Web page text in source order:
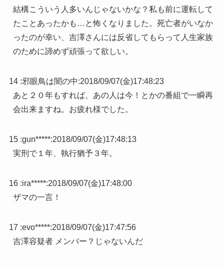
結構こういう人多いんじゃないかな？私も前に運転して
たことあったかも…と怖くなりました。死亡者がいなか
ったのが幸い、吉澤さんには反省してもらって人生家族
のために諦めず頑張って欲しい。
14 :邪眼鳥は闇の中:2018/09/07(金)17:48:23
あと２０年もすれば、あの人は今！とかの番組で一瞬再
会出来ますね。お疲れ様でした。
15 :gun*****:2018/09/07(金)17:48:13
実刑で１年、執行猶予３年。
16 :ira*****:2018/09/07(金)17:48:00
ザマの一言！
17 :evo*****:2018/09/07(金)17:47:56
吉澤容疑者 メンバー？じゃないんだ